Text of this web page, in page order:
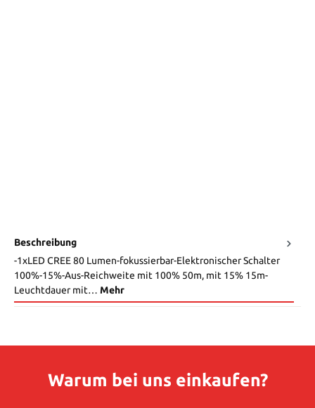
Beschreibung
-1xLED CREE 80 Lumen-fokussierbar-Elektronischer Schalter
100%-15%-Aus-Reichweite mit 100% 50m, mit 15% 15m-
Leuchtdauer mit… Mehr
Warum bei uns einkaufen?